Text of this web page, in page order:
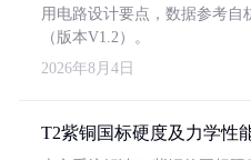
用电路设计要点，数据参考自
（版本V1.2）。
2026年8月4日
T2紫铜国标硬度及力学性